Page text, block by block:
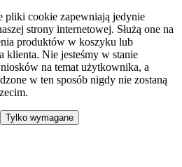
pliki cookie zapewniają jedynie
strony internetowej. Służą one na
produktów w koszyku lub
klienta. Nie jesteśmy w stanie
na temat użytkownika, a
w ten sposób nigdy nie zostaną
Tylko wymagane